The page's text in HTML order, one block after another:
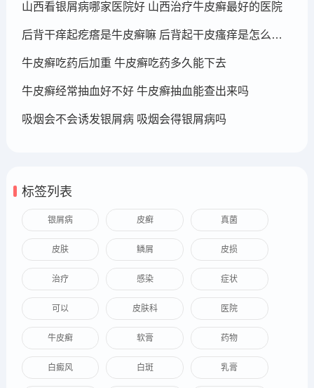
山西看银屑病哪家医院好 山西治疗牛皮癣最好的医院
后背干痒起疙瘩是牛皮癣嘛 后背起干皮瘙痒是怎么回事
牛皮癣吃药后加重 牛皮癣吃药多久能下去
牛皮癣经常抽血好不好 牛皮癣抽血能查出来吗
吸烟会不会诱发银屑病 吸烟会得银屑病吗
标签列表
银屑病 皮癣 真菌
皮肤 鳞屑 皮损
治疗 感染 症状
可以 皮肤科 医院
牛皮癣 软膏 药物
白癜风 白斑 乳膏